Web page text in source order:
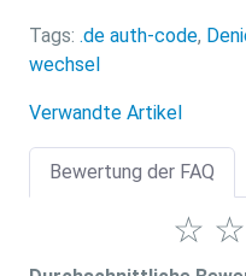
Tags: .de auth-code,
wechsel
Verwandte Artikel
Bewertung der FAQ
☆
☆